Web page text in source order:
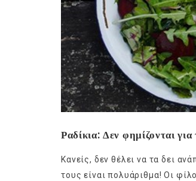
Ραδίκια: Δεν φημίζονται
Κανείς, δεν θέλει να τα δει
τους είναι πολυάριθμα! Οι